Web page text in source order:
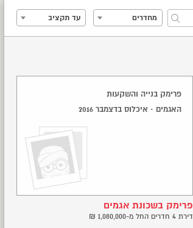
מחדרים עד תקציב
פרימק בנייה והשקעות
האגמים · איכלוס בדצמבר 2016
פרימק בשכונת אגמים
דירת 4 חדרים החל מ-1,080,000 ₪